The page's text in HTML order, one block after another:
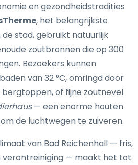
en gezondheidstradities
, het belangrijkste
stad, gebruikt natuurlijk
zoutbronnen die op 300
Bezoekers kunnen
van 32 °C, omringd door
of fijne zoutnevel
— een enorme houten
de luchtwegen te zuiveren.
van Bad Reichenhall — fris,
verontreiniging — maakt het tot